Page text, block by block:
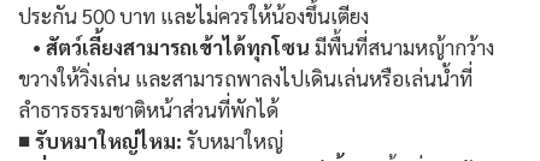
ประกัน 500 บาท และไม่ควรให้น้องขึ้นเตียง
• สัตว์เลี้ยงสามารถเข้าได้ทุกโซน มีพื้นที่สนามหญ้ากว้าง
ขวางให้วิ่งเล่น และสามารถพาลงไปเดินเล่นหรือเล่นน้ำที่
ลำธารธรรมชาติหน้าส่วนที่พักได้
■ รับหมาใหญ่ไหม: รับหมาใหญ่